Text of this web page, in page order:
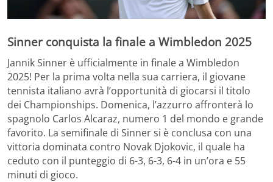
Sinner conquista la finale a Wimbledon 2025
Jannik Sinner è ufficialmente in finale a Wimbledon
2025! Per la prima volta nella sua carriera, il giovane
tennista italiano avrà l’opportunità di giocarsi il titolo
dei Championships. Domenica, l’azzurro affronterà lo
spagnolo Carlos Alcaraz, numero 1 del mondo e grande
favorito. La semifinale di Sinner si è conclusa con una
vittoria dominata contro Novak Djokovic, il quale ha
ceduto con il punteggio di 6-3, 6-3, 6-4 in un’ora e 55
minuti di gioco.